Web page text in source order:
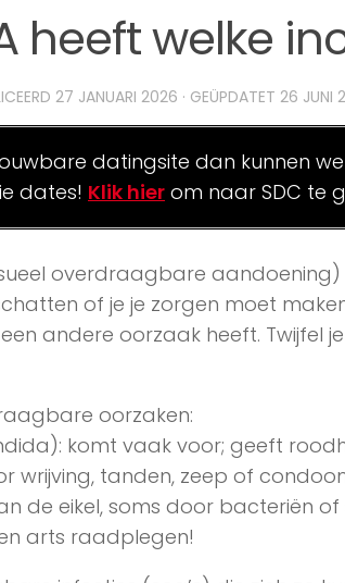
heeft welke
27 JANUARI 2026 · GEÜPDATET 26 JUNI
datingsite dan kunnen we
dates! Klik hier om naar SDC te
overdraagbare
of je je zorgen moet
andere oorzaak heeft. Twijfel
oorzaken:
komt vaak voor; geeft
wrijving, tanden, zeep of
de eikel, soms door bacteriën of
arts raadplegen!